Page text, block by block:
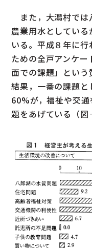
また，大潟村では
農業用水としてい
いる。平成８年に
ための全戸アンケ
面での課題」とい
結果，一番の課題
60%が，福祉や交
題をあげている（図